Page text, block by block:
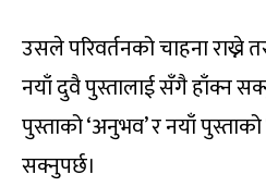
उसले परिवर्तनको चाहना राख्ने
नयाँ दुवै पुस्तालाई सँगै हाँक्न
पुस्ताको ‘अनुभव’ र नयाँ पुस्ताको
सक्नुपर्छ।